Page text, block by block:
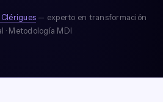
Clérigues — experto en transformación
· Metodología MDI